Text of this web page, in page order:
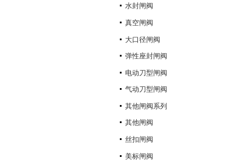
水封闸阀
真空闸阀
大口径闸阀
弹性座封闸阀
电动刀型闸阀
气动刀型闸阀
其他闸阀系列
其他闸阀
丝扣闸阀
美标闸阀